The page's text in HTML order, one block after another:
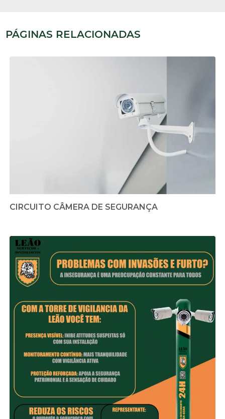
PÁGINAS RELACIONADAS
CIRCUITO CÂMERA DE SEGURANÇA